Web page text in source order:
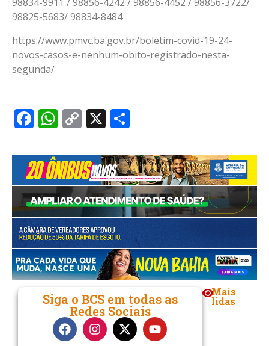
98825-5683/ 98834-8484
https://www.pmvc.ba.gov.br/boletim-covid-19-24-
novos-casos-e-nenhum-obito-registrado-nesta-
segunda/
Facebook
WhatsApp
Copy
X
Siga o BCS em todas as
Redes Sociais
Mais
lidas